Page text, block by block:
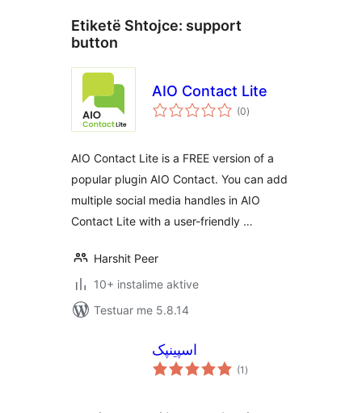
Etiketë Shtojce: support
button
AIO Contact Lite
(0vlerësime
gjithsej
)
AIO Contact Lite is a FREE version of a
popular plugin AIO Contact. You can add
multiple social media handles in AIO
Contact Lite with a user-friendly …
Harshit Peer
10+ instalime aktive
Testuar me 5.8.14
اسپینپک
(1 vlerësime
gjithsej
)